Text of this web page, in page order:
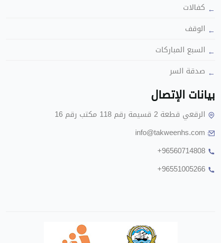
كفالات
الوقف
السبع المباركات
صدقة السر
بيانات الإتصال
الرقعي قطعة 2 قسيمة رقم 118 مكتب رقم 16
info@takweenhs.com
+96560714808
+96551005266